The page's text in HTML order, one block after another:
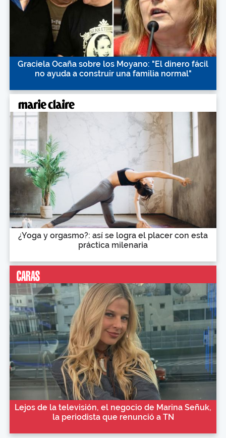
Graciela Ocaña sobre los Moyano: "El dinero fácil
no ayuda a construir una familia normal"
¿Yoga y orgasmo?: así se logra el placer con esta
práctica milenaria
Lejos de la televisión, el negocio de Marina Señuk,
la periodista que renunció a TN